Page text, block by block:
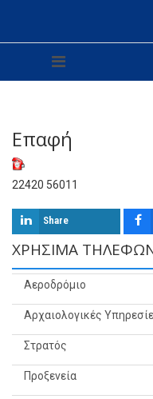
Επαφή
22420 56011
Share
ΧΡΉΣΙΜΑ
Αεροδρόμιο
Αρχαιολογικές
Στρατός
Προξενεία